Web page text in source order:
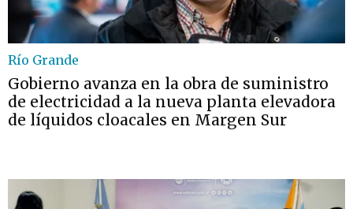
Río Grande
Gobierno avanza en la obra de suministro
de electricidad a la nueva planta elevadora
de líquidos cloacales en Margen Sur